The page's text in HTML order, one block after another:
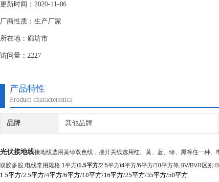
更新时间：2020-11-06
厂商性质：生产厂家
所在地：廊坊市
访问量：2227
产品特性
Product characteristics
品牌 其他品牌
光伏接地线接地线选用黄绿双色线，接开关线选用红、黄、蓝、绿、黑等任一种。
双胶多股;电线常用规格:1平方/1.5平方/2.5平方/4平方/6平方/10平方等;BV/BVR 区别
1.5平方/2.5平方/4平方/6平方/10平方/16平方/25平方/35平方/50平方